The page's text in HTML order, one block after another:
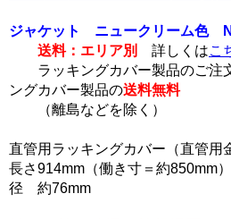
ジャケット ニュークリーム色
送料：エリア別
詳しくはこ
ラッキングカバー製品のご注
ングカバー製品の送料無料
（離島などを除く）
直管用ラッキングカバー（直管用
長さ914mm（働き寸＝約
径 約76mm